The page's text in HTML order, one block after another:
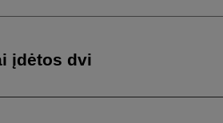
įdėtos dvi